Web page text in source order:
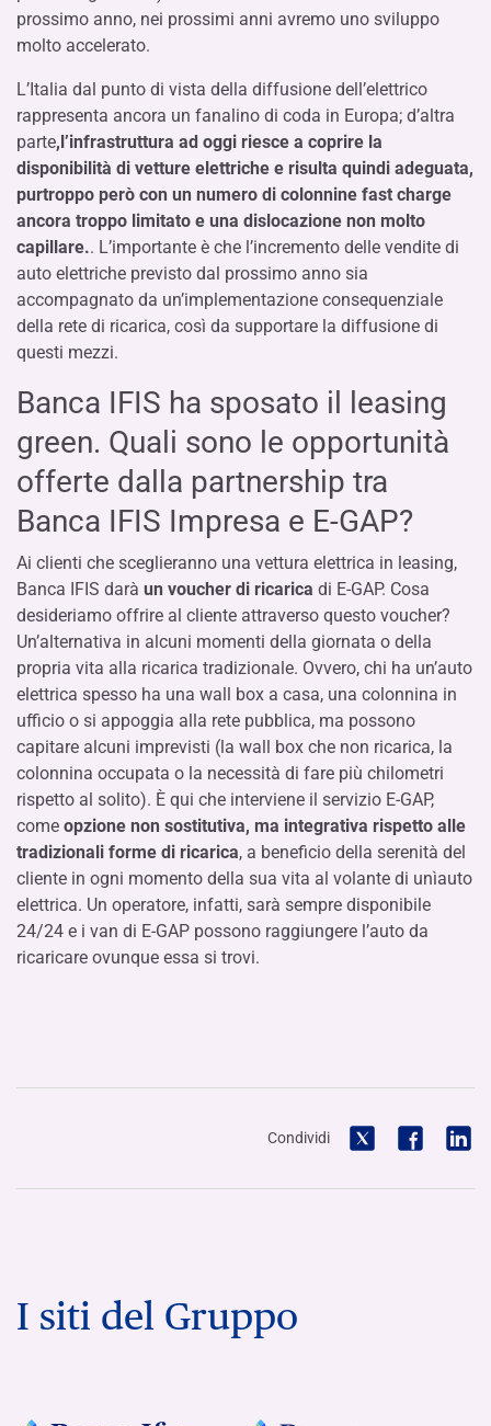
prossimo anno, nei prossimi anni avremo uno sviluppo
molto accelerato.
L’Italia dal punto di vista della diffusione dell’elettrico
rappresenta ancora un fanalino di coda in Europa; d’altra
parte,l’infrastruttura ad oggi riesce a coprire la
disponibilità di vetture elettriche e risulta quindi adeguata,
purtroppo però con un numero di colonnine fast charge
ancora troppo limitato e una dislocazione non molto
capillare.. L’importante è che l’incremento delle vendite di
auto elettriche previsto dal prossimo anno sia
accompagnato da un’implementazione consequenziale
della rete di ricarica, così da supportare la diffusione di
questi mezzi.
Banca IFIS ha sposato il leasing
green. Quali sono le opportunità
offerte dalla partnership tra
Banca IFIS Impresa e E-GAP?
Ai clienti che sceglieranno una vettura elettrica in leasing,
Banca IFIS darà un voucher di ricarica di E-GAP. Cosa
desideriamo offrire al cliente attraverso questo voucher?
Un’alternativa in alcuni momenti della giornata o della
propria vita alla ricarica tradizionale. Ovvero, chi ha un’auto
elettrica spesso ha una wall box a casa, una colonnina in
ufficio o si appoggia alla rete pubblica, ma possono
capitare alcuni imprevisti (la wall box che non ricarica, la
colonnina occupata o la necessità di fare più chilometri
rispetto al solito). È qui che interviene il servizio E-GAP,
come opzione non sostitutiva, ma integrativa rispetto alle
tradizionali forme di ricarica, a beneficio della serenità del
cliente in ogni momento della sua vita al volante di unìauto
elettrica. Un operatore, infatti, sarà sempre disponibile
24/24 e i van di E-GAP possono raggiungere l’auto da
ricaricare ovunque essa si trovi.
Condividi
I siti del Gruppo